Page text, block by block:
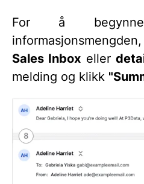
For å
Sales Inbox eller
melding og klikk